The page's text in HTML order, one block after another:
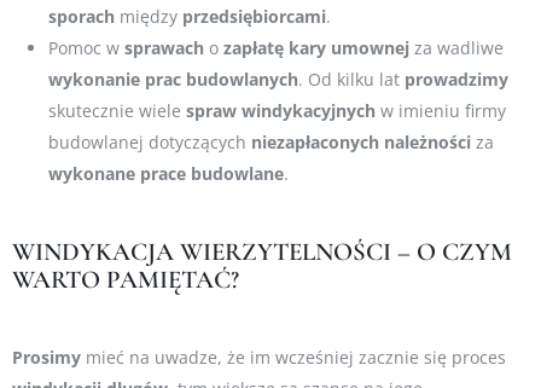
sporach między przedsiębiorcami.
Pomoc w sprawach o zapłatę kary umownej za wadliwe
wykonanie prac budowlanych. Od kilku lat prowadzimy
skutecznie wiele spraw windykacyjnych w imieniu firmy
budowlanej dotyczących niezapłaconych należności za
wykonane prace budowlane.
WINDYKACJA WIERZYTELNOŚCI – O CZYM
WARTO PAMIĘTAĆ?
Prosimy mieć na uwadze, że im wcześniej zacznie się proces